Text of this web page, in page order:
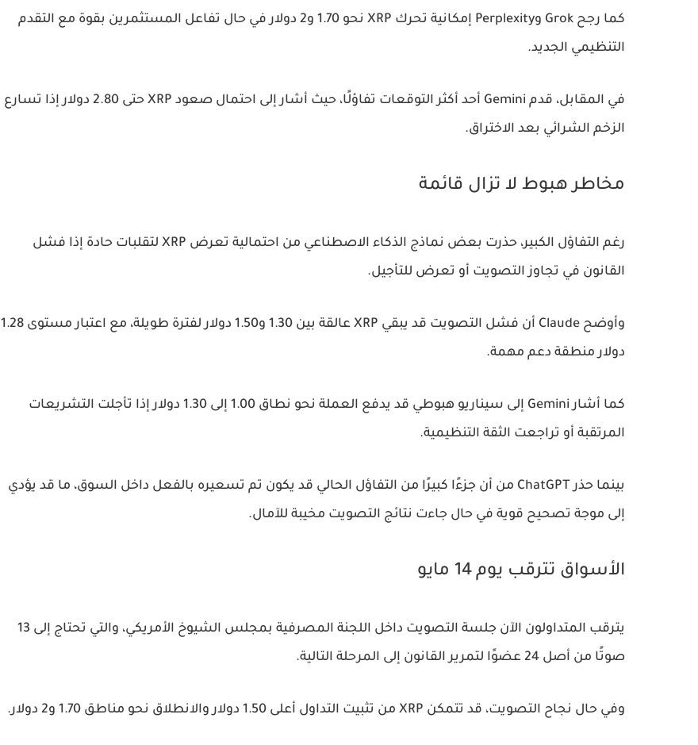
كما رجح Grok وPerplexity إمكانية تحرك XRP نحو 1.70 و2 دولار في حال تفاعل المستثمرين بقوة مع التقدم
التنظيمي الجديد.
في المقابل، قدم Gemini أحد أكثر التوقعات تفاؤلًا، حيث أشار إلى احتمال صعود XRP حتى 2.80 دولار إذا تسارع
الزخم الشرائي بعد الاختراق.
مخاطر هبوط لا تزال قائمة
رغم التفاؤل الكبير، حذرت بعض نماذج الذكاء الاصطناعي من احتمالية تعرض XRP لتقلبات حادة إذا فشل
القانون في تجاوز التصويت أو تعرض للتأجيل.
وأوضح Claude أن فشل التصويت قد يبقي XRP عالقة بين 1.30 و1.50 دولار لفترة طويلة، مع اعتبار مستوى 1.28
دولار منطقة دعم مهمة.
كما أشار Gemini إلى سيناريو هبوطي قد يدفع العملة نحو نطاق 1.00 إلى 1.30 دولار إذا تأجلت التشريعات
المرتقبة أو تراجعت الثقة التنظيمية.
بينما حذر ChatGPT من أن جزءًا كبيرًا من التفاؤل الحالي قد يكون تم تسعيره بالفعل داخل السوق، ما قد يؤدي
إلى موجة تصحيح قوية في حال جاءت نتائج التصويت مخيبة للآمال.
الأسواق تترقب يوم 14 مايو
يترقب المتداولون الآن جلسة التصويت داخل اللجنة المصرفية بمجلس الشيوخ الأمريكي، والتي تحتاج إلى 13
صوتًا من أصل 24 عضوًا لتمرير القانون إلى المرحلة التالية.
وفي حال نجاح التصويت، قد تتمكن XRP من تثبيت التداول أعلى 1.50 دولار والانطلاق نحو مناطق 1.70 و2 دولار.